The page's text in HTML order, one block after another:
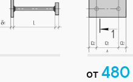
от480